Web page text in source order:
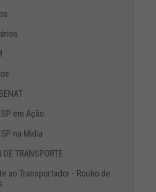
em Ação
na Mídia
DE TRANSPORTE
ao Transportador - Roubo de